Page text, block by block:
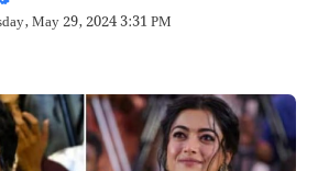
May 29, 2024 3:31 PM